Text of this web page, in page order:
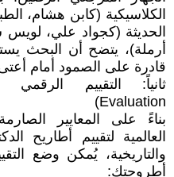
الكلاسيكية (كابن هشام،
الحديثة (كجواد علي،
أرملة)، يتضح أن البحث
قادرة على الصمود أمام
Evaluation)
بناءً على المعايير
العالمية لتقييم أطاريح
والتاريخية، يُمكن وضع
أطروحتك: